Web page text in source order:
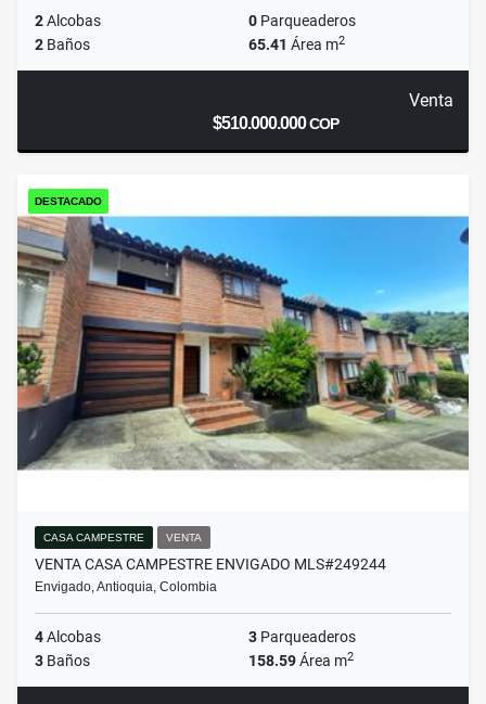
2Alcobas 0 Parqueaderos
2 Baños 65.41 Área m2
Venta
$510.000.000COP
DESTACADO
CASA CAMPESTRE VENTA
VENTA CASA CAMPESTRE ENVIGADO MLS#249244
Envigado, Antioquia, Colombia
4Alcobas 3 Parqueaderos
3 Baños 158.59Área m2